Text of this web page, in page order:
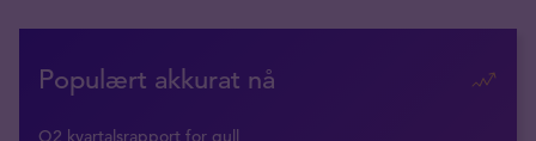
Populært akkurat nå
Q2 kvartalsrapport for gull